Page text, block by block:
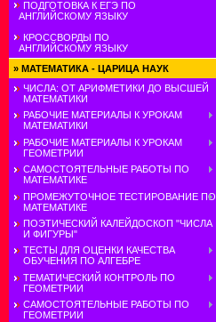
ПОДГОТОВКА К ЕГЭ ПО
АНГЛИЙСКОМУ ЯЗЫКУ
КРОССВОРДЫ ПО
АНГЛИЙСКОМУ ЯЗЫКУ
» МАТЕМАТИКА - ЦАРИЦА НАУК
ЧИСЛА: ОТ АРИФМЕТИКИ ДО ВЫСШЕЙ
МАТЕМАТИКИ
РАБОЧИЕ МАТЕРИАЛЫ К УРОКАМ
МАТЕМАТИКИ
РАБОЧИЕ МАТЕРИАЛЫ К УРОКАМ
ГЕОМЕТРИИ
САМОСТОЯТЕЛЬНЫЕ РАБОТЫ ПО
МАТЕМАТИКЕ
ПРОМЕЖУТОЧНОЕ ТЕСТИРОВАНИЕ ПО
МАТЕМАТИКЕ
ПОЭТИЧЕСКИЙ КАЛЕЙДОСКОП "ЧИСЛА
И ФИГУРЫ"
ТЕСТЫ ДЛЯ ОЦЕНКИ КАЧЕСТВА
ОБУЧЕНИЯ ПО АЛГЕБРЕ
ТЕМАТИЧЕСКИЙ КОНТРОЛЬ ПО
ГЕОМЕТРИИ
САМОСТОЯТЕЛЬНЫЕ РАБОТЫ ПО
ГЕОМЕТРИИ